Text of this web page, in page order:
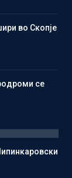
во Скопје
се